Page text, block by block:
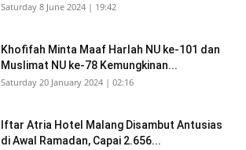
Saturday 8 June 2024 | 19:42
Khofifah Minta Maaf Harlah NU ke-101 dan
Muslimat NU ke-78 Kemungkinan...
Saturday 20 January 2024 | 02:16
Iftar Atria Hotel Malang Disambut Antusias
di Awal Ramadan, Capai 2.656...